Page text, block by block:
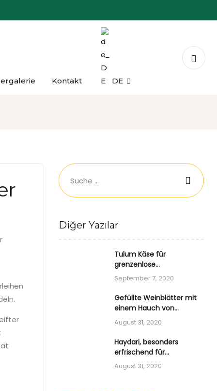
Kontakt DE
Diğer Yazılar
Tulum Käse für
grenzenlose
Gaumenfreude
(Nomadenkäse, türkischer
Art)
September 7, 2020
Gefüllte Weinblätter mit
einem Hauch von
zauberhaftem Joghurt
August 31, 2020
Haydari, besonders
erfrischend für
Joghurtliebhaber
August 31, 2020